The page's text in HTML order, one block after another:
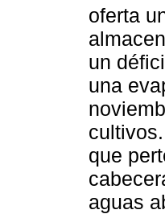
oferta
un
una
que
aguas